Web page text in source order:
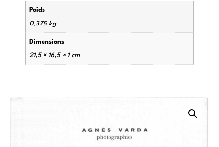
Poids
0,375 kg
Dimensions
21,5 × 16,5 × 1 cm